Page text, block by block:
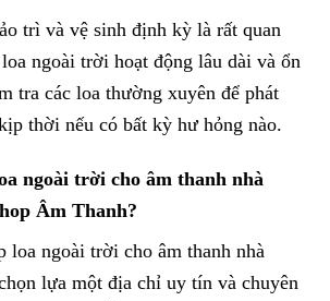
trì và vệ sinh định kỳ là rất quan
ngoài trời hoạt động lâu dài và ổn
tra các loa thường xuyên để phát
thời nếu có bất kỳ hư hỏng nào.
ngoài trời cho âm thanh nhà
Âm Thanh?
loa ngoài trời cho âm thanh nhà
lựa một địa chỉ uy tín và chuyên